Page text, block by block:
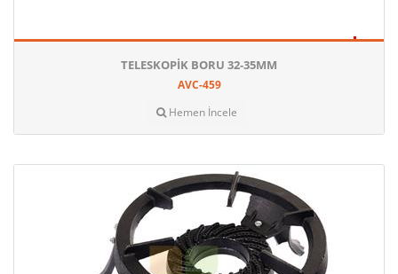
TELESKOPIK BORU 32-35MM
AVC-459
Hemen İncele